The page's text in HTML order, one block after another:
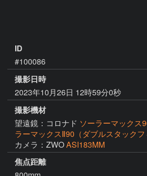
ID
#100086
撮影日時
2023年10月26日 12時59分0秒
撮影機材
望遠鏡：コロナド ソーラーマックス
ラーマックスⅡ90（ダブルスタックフ
カメラ：ZWOASI183MM
焦点距離